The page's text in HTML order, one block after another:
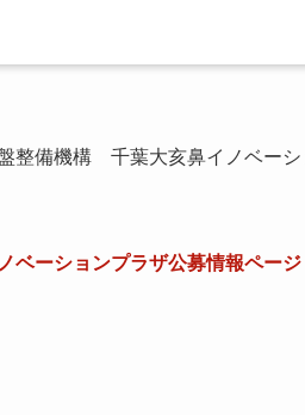
整備機構 千葉大亥鼻イノベー
ベーションプラザ公募情報ページ